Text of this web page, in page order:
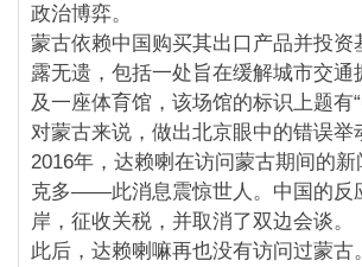
政治博弈。
蒙古依赖中国购买其出口产品并投
露无遗，包括一处旨在缓解城市交
及一座体育馆，该场馆的标识上题有
对蒙古来说，做出北京眼中的错误
2016年，达赖喇在访问蒙古期间的
克多——此消息震惊世人。中国的反
岸，征收关税，并取消了双边会谈。
此后，达赖喇嘛再也没有访问过蒙古。